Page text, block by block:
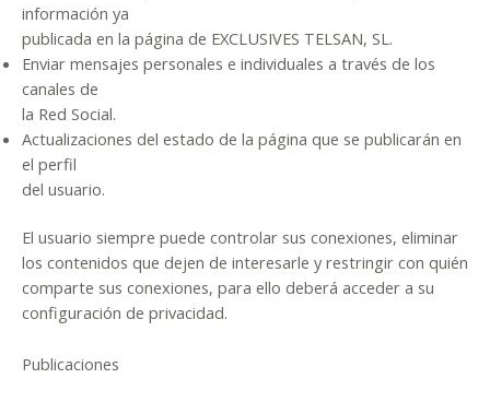
información ya
publicada en la página de EXCLUSIVES TELSAN, SL.
Enviar mensajes personales e individuales a través de los
canales de
la Red Social.
Actualizaciones del estado de la página que se publicarán en
el perfil
del usuario.
El usuario siempre puede controlar sus conexiones, eliminar
los contenidos que dejen de interesarle y restringir con quién
comparte sus conexiones, para ello deberá acceder a su
configuración de privacidad.
Publicaciones